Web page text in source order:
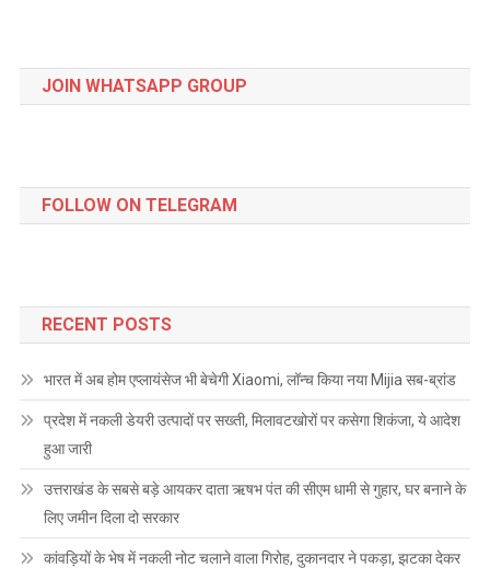
JOIN WHATSAPP GROUP
FOLLOW ON TELEGRAM
RECENT POSTS
भारत में अब होम एप्लायंसेज भी बेचेगी Xiaomi, लॉन्च किया नया Mijia सब-ब्रांड
प्रदेश में नकली डेयरी उत्पादों पर सख्ती, मिलावटखोरों पर कसेगा शिकंजा, ये आदेश
हुआ जारी
उत्तराखंड के सबसे बड़े आयकर दाता ऋषभ पंत की सीएम धामी से गुहार, घर बनाने के
लिए जमीन दिला दो सरकार
कांवड़ियों के भेष में नकली नोट चलाने वाला गिरोह, दुकानदार ने पकड़ा, झटका देकर